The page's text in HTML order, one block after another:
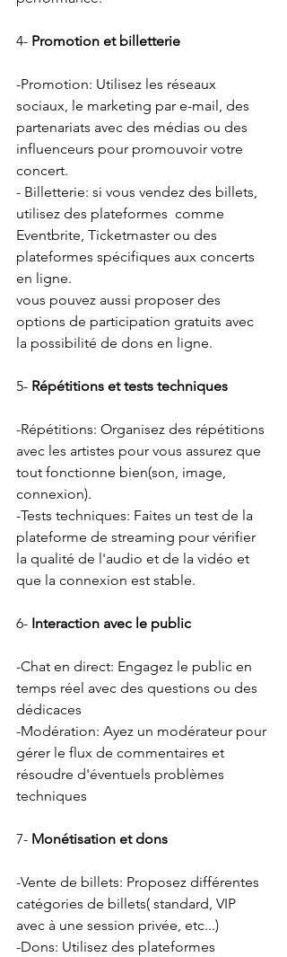
4- Promotion et billetterie
-Promotion: Utilisez les réseaux
sociaux, le marketing par e-mail, des
partenariats avec des médias ou des
influenceurs pour promouvoir votre
concert.
- Billetterie: si vous vendez des billets,
utilisez des plateformes  comme
Eventbrite, Ticketmaster ou des
plateformes spécifiques aux concerts
en ligne.
vous pouvez aussi proposer des
options de participation gratuits avec
la possibilité de dons en ligne.
5- Répétitions et tests techniques
-Répétitions: Organisez des répétitions
avec les artistes pour vous assurez que
tout fonctionne bien(son, image,
connexion).
-Tests techniques: Faites un test de la
plateforme de streaming pour vérifier
la qualité de l'audio et de la vidéo et
que la connexion est stable.
6- Interaction avec le public
-Chat en direct: Engagez le public en
temps réel avec des questions ou des
dédicaces
-Modération: Ayez un modérateur pour
gérer le flux de commentaires et
résoudre d'éventuels problèmes
techniques
7- Monétisation et dons
-Vente de billets: Proposez différentes
catégories de billets( standard, VIP
avec à une session privée, etc...)
-Dons: Utilisez des plateformes